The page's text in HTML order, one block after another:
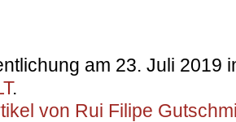
am 23. Juli 2019
.
von Rui Filipe